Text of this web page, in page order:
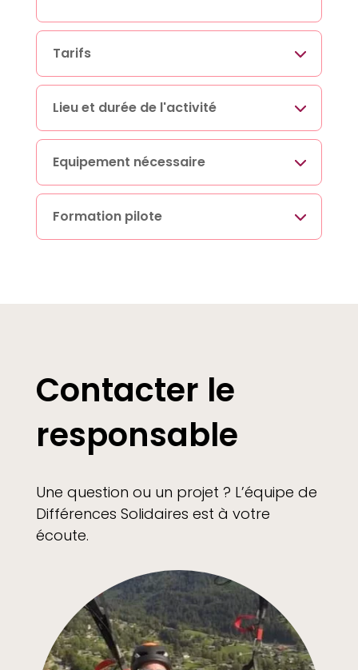
Tarifs
Lieu et durée de l'activité
Equipement nécessaire
Formation pilote
Contacter le
responsable
Une question ou un projet ? L’équipe de
Différences Solidaires est à votre
écoute.